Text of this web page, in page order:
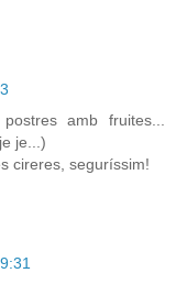
amb fruites...
je...)
cireres, seguríssim!